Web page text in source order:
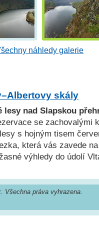
náhledy galerie
skály
lesy nad Slapskou
se zachovalými
s hojným tisem
která vás zavede
výhledy do údolí
Všechna práva vyhrazena.